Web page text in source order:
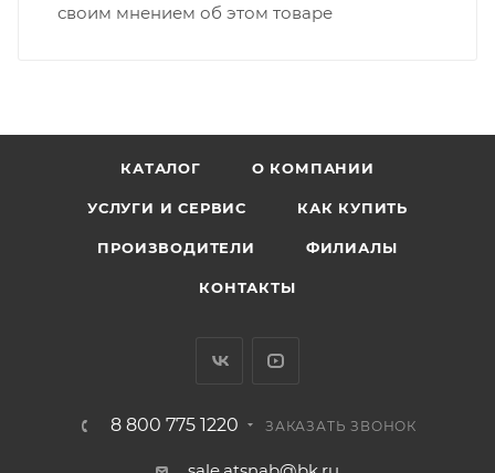
своим мнением об этом товаре
КАТАЛОГ О КОМПАНИИ
УСЛУГИ И СЕРВИС КАК КУПИТЬ
ПРОИЗВОДИТЕЛИ ФИЛИАЛЫ
КОНТАКТЫ
8 800 775 1220 ЗАКАЗАТЬ ЗВОНОК